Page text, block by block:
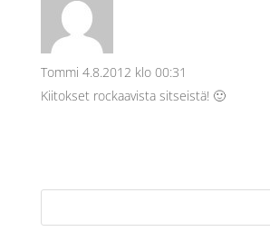
Tommi 4.8.2012 klo 00:31
Kiitokset rockaavista sitseistä! 🙂